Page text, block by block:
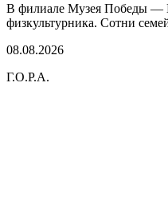
В филиале Музея Победы —
физкультурника. Сотни
08.08.2026
Г.О.Р.А.